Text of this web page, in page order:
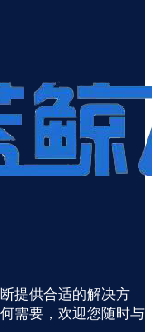
提供合适的解决方
需要，欢迎您随时与